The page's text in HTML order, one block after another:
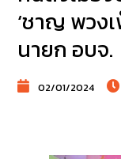
‘ชาญ พวง
นายก อบจ.
02/01/2024